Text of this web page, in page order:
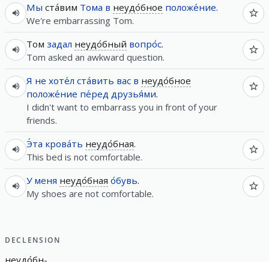
Мы ста́вим Тома в неудо́бное положе́ние.
We're embarrassing Tom.
Том задал неудо́бный вопро́с.
Tom asked an awkward question.
Я не хоте́л ста́вить вас в неудо́бное
положе́ние пе́ред друзья́ми.
I didn't want to embarrass you in front of your
friends.
Э́та крова́ть неудо́бная.
This bed is not comfortable.
У меня неудо́бная о́бувь.
My shoes are not comfortable.
DECLENSION
неудо́бн-